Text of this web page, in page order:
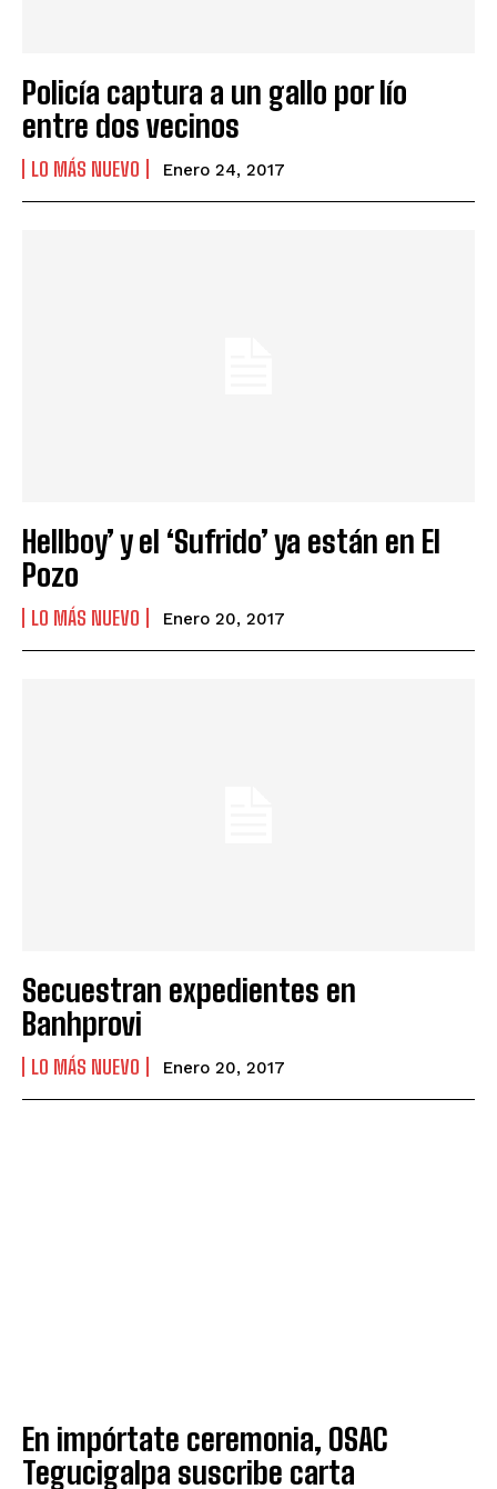
Policía captura a un gallo por lío
entre dos vecinos
LO MÁS NUEVO Enero 24, 2017
Hellboy’ y el ‘Sufrido’ ya están en El
Pozo
LO MÁS NUEVO Enero 20, 2017
Secuestran expedientes en
Banhprovi
LO MÁS NUEVO Enero 20, 2017
En impórtate ceremonia, OSAC
Tegucigalpa suscribe carta